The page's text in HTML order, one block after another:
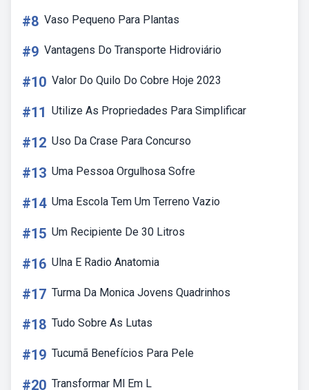
#8 Vaso Pequeno Para Plantas
#9 Vantagens Do Transporte Hidroviário
#10 Valor Do Quilo Do Cobre Hoje 2023
#11 Utilize As Propriedades Para Simplificar
#12 Uso Da Crase Para Concurso
#13 Uma Pessoa Orgulhosa Sofre
#14 Uma Escola Tem Um Terreno Vazio
#15 Um Recipiente De 30 Litros
#16 Ulna E Radio Anatomia
#17 Turma Da Monica Jovens Quadrinhos
#18 Tudo Sobre As Lutas
#19 Tucumã Benefícios Para Pele
#20 Transformar Ml Em L